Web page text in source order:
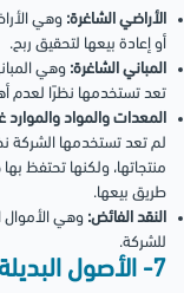
الأراضي الشاغرة: وهي
أو إعادة بيعها لتحقيق ربح.
المباني الشاغرة: وهي
تعد تستخدمها نظرًا لعدم
المعدات والمواد والموارد
لم تعد تستخدمها الشركة
منتجاتها، ولكنها تحتفظ
طريق بيعها.
النقد الفائض: وهي الأموال
للشركة.
7- الأصول البديلة: